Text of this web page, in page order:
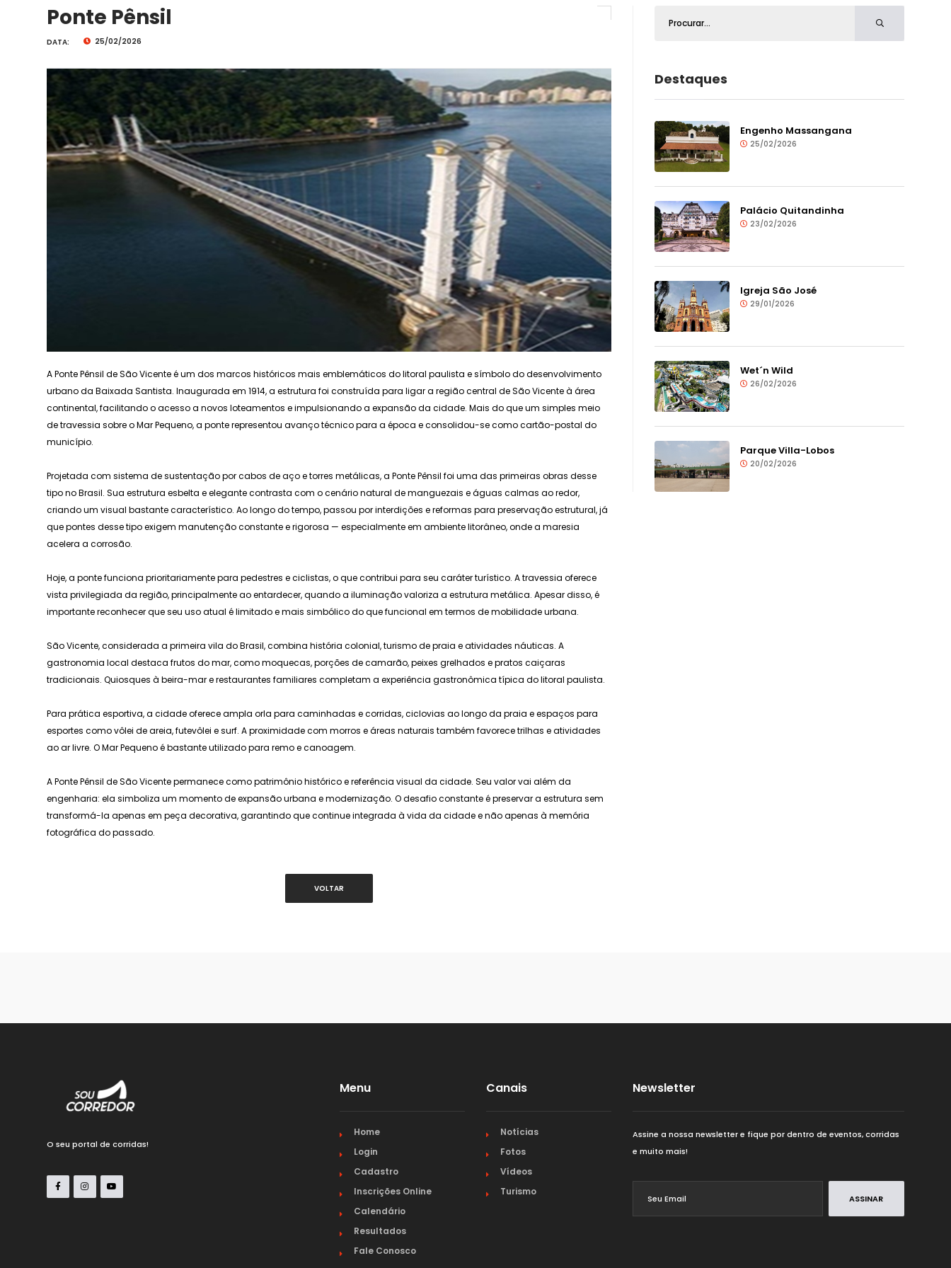
Ponte Pênsil
DATA: 25/02/2026
A Ponte Pênsil de São Vicente é um dos marcos históricos mais emblemáticos do litoral paulista e símbolo do desenvolvimento
urbano da Baixada Santista. Inaugurada em 1914, a estrutura foi construída para ligar a região central de São Vicente à área
continental, facilitando o acesso a novos loteamentos e impulsionando a expansão da cidade. Mais do que um simples meio
de travessia sobre o Mar Pequeno, a ponte representou avanço técnico para a época e consolidou-se como cartão-postal do
município.
Projetada com sistema de sustentação por cabos de aço e torres metálicas, a Ponte Pênsil foi uma das primeiras obras desse
tipo no Brasil. Sua estrutura esbelta e elegante contrasta com o cenário natural de manguezais e águas calmas ao redor,
criando um visual bastante característico. Ao longo do tempo, passou por interdições e reformas para preservação estrutural, já
que pontes desse tipo exigem manutenção constante e rigorosa — especialmente em ambiente litorâneo, onde a maresia
acelera a corrosão.
Hoje, a ponte funciona prioritariamente para pedestres e ciclistas, o que contribui para seu caráter turístico. A travessia oferece
vista privilegiada da região, principalmente ao entardecer, quando a iluminação valoriza a estrutura metálica. Apesar disso, é
importante reconhecer que seu uso atual é limitado e mais simbólico do que funcional em termos de mobilidade urbana.
São Vicente, considerada a primeira vila do Brasil, combina história colonial, turismo de praia e atividades náuticas. A
gastronomia local destaca frutos do mar, como moquecas, porções de camarão, peixes grelhados e pratos caiçaras
tradicionais. Quiosques à beira-mar e restaurantes familiares completam a experiência gastronômica típica do litoral paulista.
Para prática esportiva, a cidade oferece ampla orla para caminhadas e corridas, ciclovias ao longo da praia e espaços para
esportes como vôlei de areia, futevôlei e surf. A proximidade com morros e áreas naturais também favorece trilhas e atividades
ao ar livre. O Mar Pequeno é bastante utilizado para remo e canoagem.
A Ponte Pênsil de São Vicente permanece como patrimônio histórico e referência visual da cidade. Seu valor vai além da
engenharia: ela simboliza um momento de expansão urbana e modernização. O desafio constante é preservar a estrutura sem
transformá-la apenas em peça decorativa, garantindo que continue integrada à vida da cidade e não apenas à memória
fotográfica do passado.
VOLTAR
Destaques
Engenho Massangana
25/02/2026
Palácio Quitandinha
23/02/2026
Igreja São José
29/01/2026
Wet´n Wild
26/02/2026
Parque Villa-Lobos
20/02/2026
O seu portal de corridas!
Menu
Home
Login
Cadastro
Inscrições Online
Calendário
Resultados
Fale Conosco
Canais
Notícias
Fotos
Vídeos
Turismo
Newsletter
Assine a nossa newsletter e fique por dentro de eventos, corridas
e muito mais!
ASSINAR